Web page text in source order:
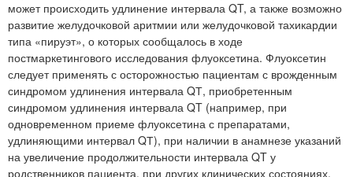
может происходить удлинение интервала QT, а также возможно
развитие желудочковой аритмии или желудочковой тахикардии
типа «пируэт», о которых сообщалось в ходе
постмаркетингового исследования флуоксетина. Флуоксетин
следует применять с осторожностью пациентам с врожденным
синдромом удлинения интервала QТ, приобретенным
синдромом удлинения интервала QT (например, при
одновременном приеме флуоксетина с препаратами,
удлиняющими интервал QТ), при наличии в анамнезе указаний
на увеличение продолжительности интервала QT у
родственников пациента, при других клинических состояниях,